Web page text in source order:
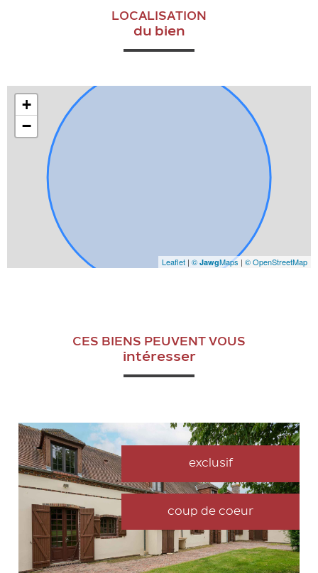
LOCALISATION
du bien
+
−
Leaflet | © JawgMaps | © OpenStreetMap
CES BIENS PEUVENT VOUS
intéresser
exclusif
coup de coeur
VOIR LE BIEN